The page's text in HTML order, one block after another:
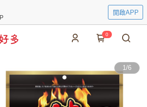
開啟APP
0
1/6